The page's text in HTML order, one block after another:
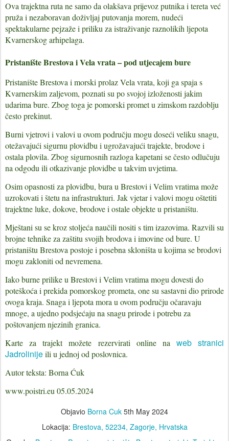
Ova trajektna ruta ne samo da olakšava prijevoz putnika i tereta već
pruža i nezaboravan doživljaj putovanja morem, nudeći
spektakularne pejzaže i priliku za istraživanje raznolikih ljepota
Kvarnerskog arhipelaga.
Pristanište Brestova i Vela vrata – pod utjecajem bure
Pristanište Brestova i morski prolaz Vela vrata, koji ga spaja s
Kvarnerskim zaljevom, poznati su po svojoj izloženosti jakim
udarima bure. Zbog toga je pomorski promet u zimskom razdoblju
često prekinut.
Burni vjetrovi i valovi u ovom području mogu doseći veliku snagu,
otežavajući sigurnu plovidbu i ugrožavajući trajekte, brodove i
ostala plovila. Zbog sigurnosnih razloga kapetani se često odlučuju
na odgodu ili otkazivanje plovidbe u takvim uvjetima.
Osim opasnosti za plovidbu, bura u Brestovi i Velim vratima može
uzrokovati i štetu na infrastrukturi. Jak vjetar i valovi mogu oštetiti
trajektne luke, dokove, brodove i ostale objekte u pristaništu.
Mještani su se kroz stoljeća naučili nositi s tim izazovima. Razvili su
brojne tehnike za zaštitu svojih brodova i imovine od bure. U
pristaništu Brestova postoje i posebna skloništa u kojima se brodovi
mogu zakloniti od nevremena.
Iako burne prilike u Brestovi i Velim vratima mogu dovesti do
poteškoća i prekida pomorskog prometa, one su sastavni dio prirode
ovoga kraja. Snaga i ljepota mora u ovom području očaravaju
mnoge, a ujedno podsjećaju na snagu prirode i potrebu za
poštovanjem njezinih granica.
Karte za trajekt možete rezervirati online na web stranici
Jadrolinijeili u jednoj od poslovnica.
Autor teksta: Borna Ćuk
www.poistri.eu 05.05.2024
Objavio Borna Cuk 5th May 2024
Lokacija: Brestova, 52234, Zagorje, Hrvatska